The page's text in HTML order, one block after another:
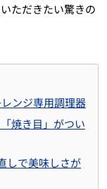
ただきたい驚きの
ンジ専用調理器
焼き目」がつい
しで美味しさが